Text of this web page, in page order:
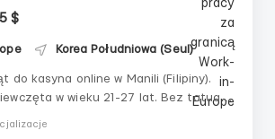
$
Korea Południowa (Seul)
do kasyna online w Manili (Filipiny).